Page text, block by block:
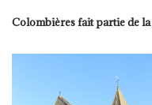
Colombières fait partie de la